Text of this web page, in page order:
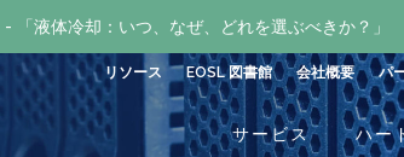
「液体冷却：いつ、なぜ、どれを選ぶべきか？」
リソース EOSL 図書館 会社概要 パ
サービス ハー